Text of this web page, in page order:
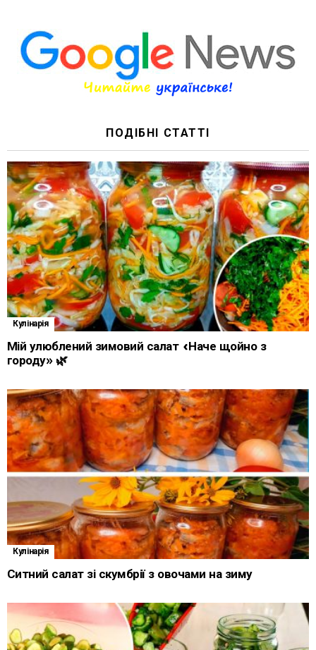
ПОДІБНІ СТАТТІ
Кулінарія
Мій улюблений зимовий салат «Наче щойно з
городу» 🌿
Кулінарія
Ситний салат зі скумбрії з овочами на зиму